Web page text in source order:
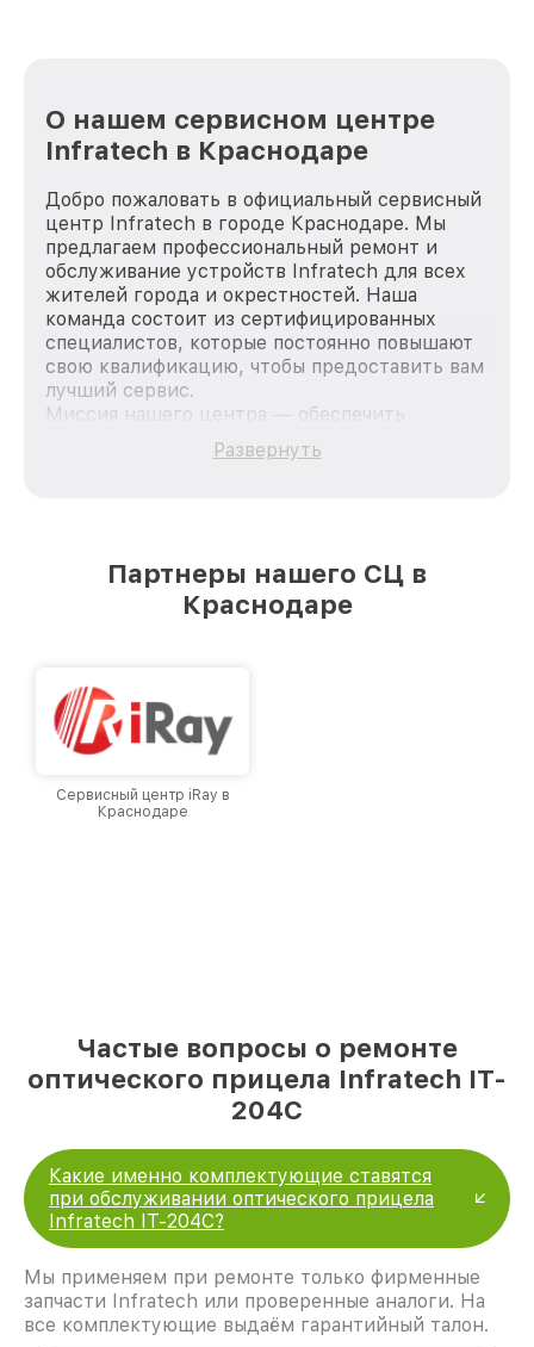
О нашем сервисном центре
Infratech в Краснодаре
Добро пожаловать в официальный сервисный
центр Infratech в городе Краснодаре. Мы
предлагаем профессиональный ремонт и
обслуживание устройств Infratech для всех
жителей города и окрестностей. Наша
команда состоит из сертифицированных
специалистов, которые постоянно повышают
свою квалификацию, чтобы предоставить вам
лучший сервис.
Миссия нашего центра — обеспечить
качественный и доступный ремонт для
каждого пользователя продукции Infratech,
лучшим сервисным центром Infratech в
городе Краснодаре, постоянно повышая
Развернуть
Партнеры нашего СЦ в
Краснодаре
Сервисный центр iRay в
Краснодаре
Частые вопросы о ремонте
оптического прицела Infratech IT-
204C
Какие именно комплектующие ставятся
при обслуживании оптического прицела
Infratech IT-204C?
Мы применяем при ремонте только фирменные
запчасти Infratech или проверенные аналоги. На
все комплектующие выдаём гарантийный талон.